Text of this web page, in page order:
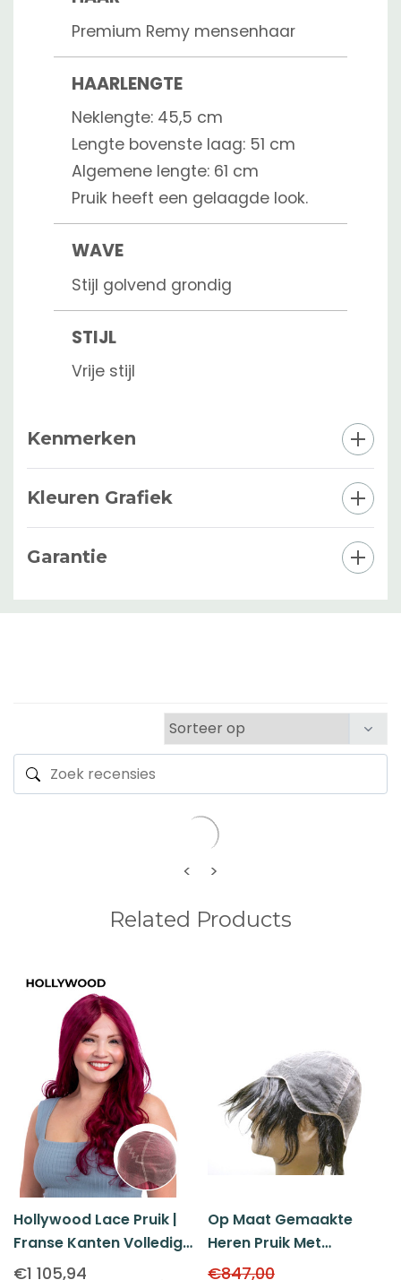
Premium Remy mensenhaar
HAARLENGTE
Neklengte: 45,5 cm
Lengte bovenste laag: 51 cm
Algemene lengte: 61 cm
Pruik heeft een gelaagde look.
WAVE
Stijl golvend grondig
STIJL
Vrije stijl
Kenmerken
Kleuren Grafiek
Garantie
< >
Related Products
Hollywood Lace Pruik |
Franse Kanten Volledige
Top Pruiken
€1 105,94
Op Maat Gemaakte
Heren Pruik Met
Volledige Kop, Franse
€847,00